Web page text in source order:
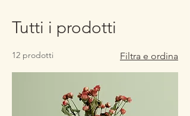
Tutti i prodotti
12 prodotti Filtra e ordina